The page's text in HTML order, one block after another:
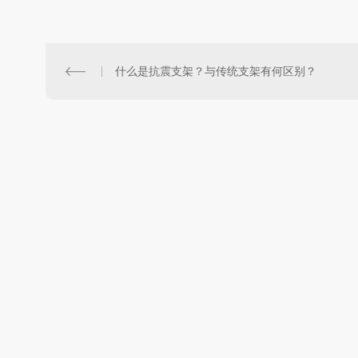
什么是抗震支架？与传统支架有何区别？